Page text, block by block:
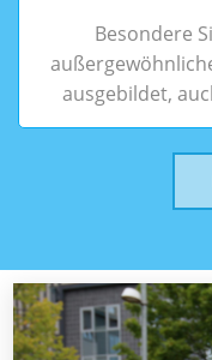
Besondere
ausgebildet,